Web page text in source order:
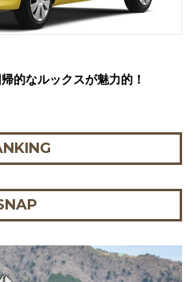
的なルックスが魅力的！